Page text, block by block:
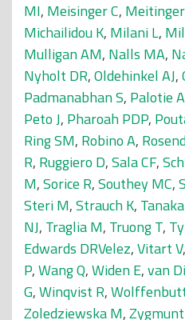
MI, Meisinger C,
Michailidou K, Milani L,
Mulligan AM, Nalls MA,
Nyholt DR,Oldehinkel AJ,
Padmanabhan S, Palotie A
Peto J, Pharoah PDP,
Ring SM, Robino A,
R, Ruggiero D,Sala CF,
M,Sorice R,Southey MC,
Steri M,Strauch K,
NJ, Traglia M, Truong T,
Edwards DRVelez,Vitart V,
P,Wang Q,Widen E,van
G,Winqvist R,
Zoledziewska M,